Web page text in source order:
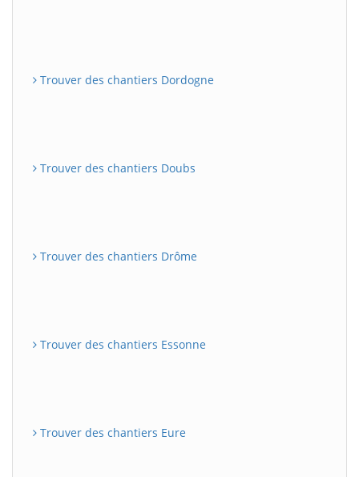
Trouver des chantiers Dordogne
Trouver des chantiers Doubs
Trouver des chantiers Drôme
Trouver des chantiers Essonne
Trouver des chantiers Eure